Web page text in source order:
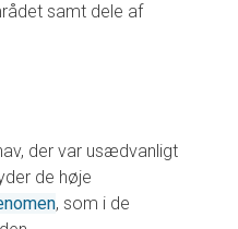
samt dele af
der var usædvanligt
de høje
, som i de